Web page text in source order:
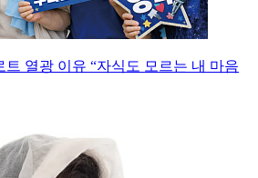
트 열광 이유 “자식도 모르는 내 마음